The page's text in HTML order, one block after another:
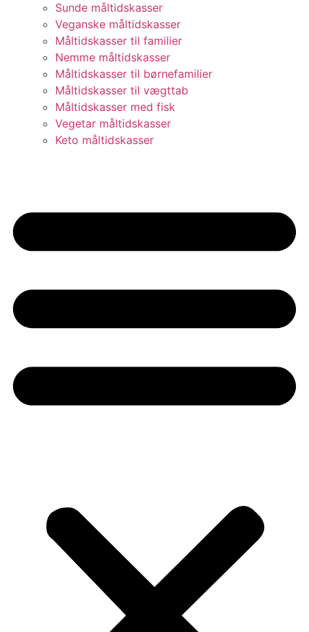
Sunde måltidskasser
Veganske måltidskasser
Måltidskasser til familier
Nemme måltidskasser
Måltidskasser til børnefamilier
Måltidskasser til vægttab
Måltidskasser med fisk
Vegetar måltidskasser
Keto måltidskasser